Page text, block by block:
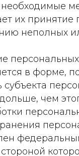
их
неполных
в форме,
субъекта
чем